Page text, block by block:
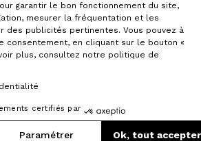
garantir le bon fonctionnement du site,
mesurer la fréquentation et les
des publicités pertinentes. Vous pouvez à
consentement, en cliquant sur le bouton «
plus, consultez notre politique de
certifiés par
Paramétrer Ok, tout accepter
Axeptio consent
ULTEGRA
d'Août ; on est venus en
l'ouverture. L'usine est propre,
conseils judicieux je suis ravi. J'ai
mauvaise surprise. Depuis c'est le
mains est très rapide.Un élément
des cuissards : là aussi ce sont
conseiller.Encore merci à l'équipe."